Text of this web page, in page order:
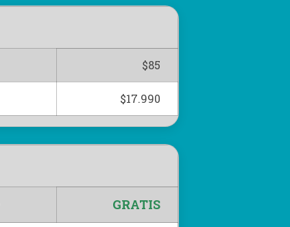
$85
$17.990
GRATIS